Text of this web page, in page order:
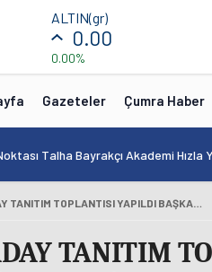
ALTIN(gr)
0.00
0.00%
Gazeteler Çumra Haber
Talha Bayrakçı Akademi Hızla
AK PARTİ MİLLETVEKİLİ ADAY TANITIM TOPLANTISI YAPILDI BAŞKAN ALTAY TOPLANTIYA TOGG İLE GELDİ
TANITIM